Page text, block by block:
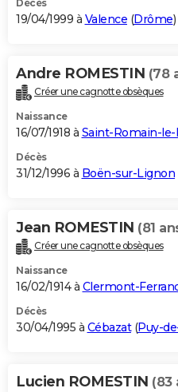
Décès
19/04/1999 à Valence (Drôme)
Andre ROMESTIN (78
Créer une cagnotte obsèques
Naissance
16/07/1918 à Saint-Romain-le-
Décès
31/12/1996 à Boën-sur-Lignon
Jean ROMESTIN (81
Créer une cagnotte obsèques
Naissance
16/02/1914 à Clermont-
Décès
30/04/1995 à Cébazat(Puy-
Lucien ROMESTIN (83